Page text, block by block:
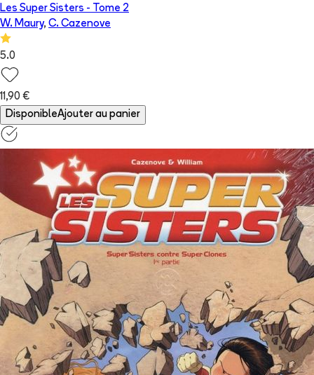
Les Super Sisters - Tome 2
W. Maury, C. Cazenove
5.0
11,90 €
DisponibleAjouter au panier